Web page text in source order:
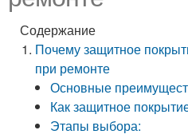
Содержание
Почему защитное
при ремонте
Основные
Как защитное
Этапы выбора: